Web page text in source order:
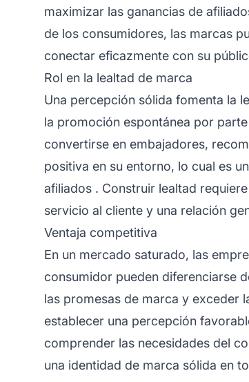
maximizar las ganancias de
de los consumidores, las marcas
conectar eficazmente con su
Rol en la lealtad de marca
Una percepción sólida fomenta la
la promoción espontánea por
convertirse en embajadores,
positiva en su entorno, lo cual es
afiliados . Construir lealtad
servicio al cliente y una relación
Ventaja competitiva
En un mercado saturado, las
consumidor pueden diferenciarse
las promesas de marca y exceder
establecer una percepción
comprender las necesidades del
una identidad de marca sólida en